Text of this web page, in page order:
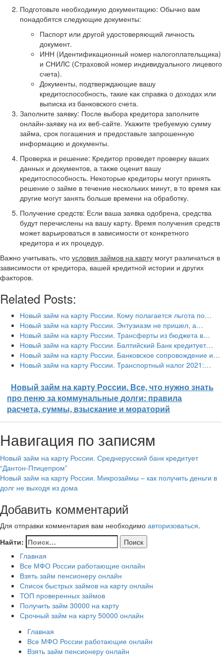
Подготовьте необходимую документацию: Обычно вам
понадобятся следующие документы:
Паспорт или другой удостоверяющий личность
документ.
ИНН (Идентификационный номер налогоплательщика)
и СНИЛС (Страховой номер индивидуального лицевого
счета).
Документы, подтверждающие вашу
кредитоспособность, такие как справка о доходах или
выписка из банковского счета.
Заполните заявку: После выбора кредитора заполните
онлайн-заявку на их веб-сайте. Укажите требуемую сумму
займа, срок погашения и предоставьте запрошенную
информацию и документы.
Проверка и решение: Кредитор проведет проверку ваших
данных и документов, а также оценит вашу
кредитоспособность. Некоторые кредиторы могут принять
решение о займе в течение нескольких минут, в то время как
другие могут занять больше времени на обработку.
Получение средств: Если ваша заявка одобрена, средства
будут перечислены на вашу карту. Время получения средств
может варьироваться в зависимости от конкретного
кредитора и их процедур.
Важно учитывать, что условия займов на карту могут различаться в
зависимости от кредитора, вашей кредитной истории и других
факторов.
Related Posts:
Новый займ на карту России. Кому полагается льгота по…
Новый займ на карту России. Энтузиазм не пришел, а…
Новый займ на карту России. Трансферты из бюджета в…
Новый займ на карту России. Балтийский Банк кредитует…
Новый займ на карту России. Банковское сопровождение и…
Новый займ на карту России. Транспортный налог 2021:…
Новый займ на карту России. Все, что нужно знать
про пеню за коммунальные долги: правила
расчета, суммы, взыскание и мораторий
Навигация по записям
Новый займ на карту России. Среднерусский банк кредитует
“Дантон-Птицепром”
Новый займ на карту России. Микрозаймы – как получить деньги в
долг не выходя из дома
Добавить комментарий
Для отправки комментария вам необходимо авторизоваться.
Найти:
Главная
Все МФО России работающие онлайн
Взять займ пенсионеру онлайн
Список быстрых займов на карту онлайн
ТОП проверенных займов
Получить займ 30000 на карту
Срочный займ на карту 50000 онлайн
Главная
Все МФО России работающие онлайн
Взять займ пенсионеру онлайн